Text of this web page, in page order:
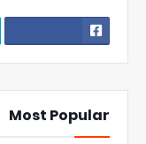
Most Popular